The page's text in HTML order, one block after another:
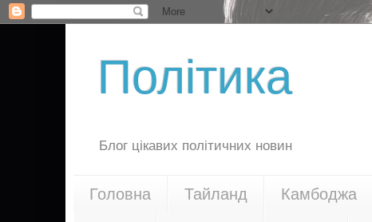
Політика
Блог цікавих політичних новин
Головна Тайланд Камбоджа